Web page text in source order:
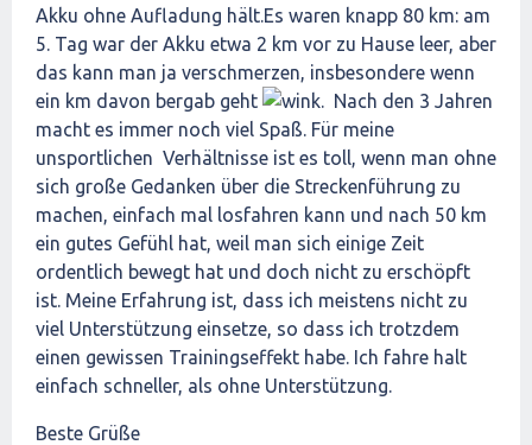
Akku ohne Aufladung hält.Es waren knapp 80 km: am
5. Tag war der Akku etwa 2 km vor zu Hause leer, aber
das kann man ja verschmerzen, insbesondere wenn
ein km davon bergab geht
. Nach den 3 Jahren
macht es immer noch viel Spaß. Für meine
unsportlichen Verhältnisse ist es toll, wenn man ohne
sich große Gedanken über die Streckenführung zu
machen, einfach mal losfahren kann und nach 50 km
ein gutes Gefühl hat, weil man sich einige Zeit
ordentlich bewegt hat und doch nicht zu erschöpft
ist. Meine Erfahrung ist, dass ich meistens nicht zu
viel Unterstützung einsetze, so dass ich trotzdem
einen gewissen Trainingseffekt habe. Ich fahre halt
einfach schneller, als ohne Unterstützung.
Beste Grüße